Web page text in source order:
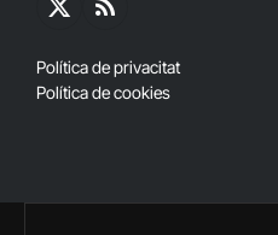
X
RSS
Política de privacitat
Política de cookies